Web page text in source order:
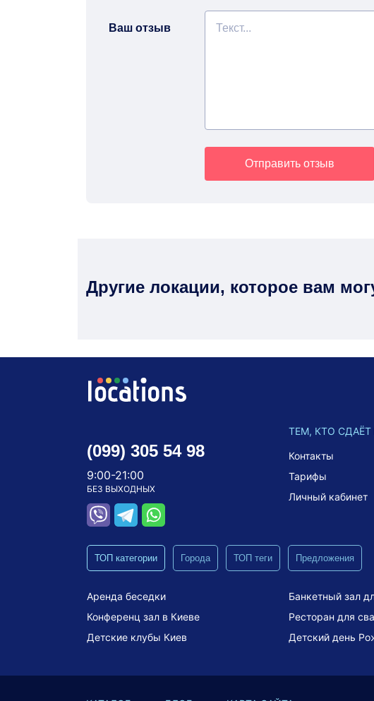
Ваш отзыв
Отправить отзыв
Другие локации, которое вам
(099) 305 54 98
9:00-21:00
БЕЗ ВЫХОДНЫХ
ТЕМ, КТО СДАЁТ
Контакты
Тарифы
Личный кабинет
ТОП категории Города ТОП теги Предложения
Аренда беседки
Конференц зал в Киеве
Детские клубы Киев
Банкетный зал
Ресторан для
Детский день